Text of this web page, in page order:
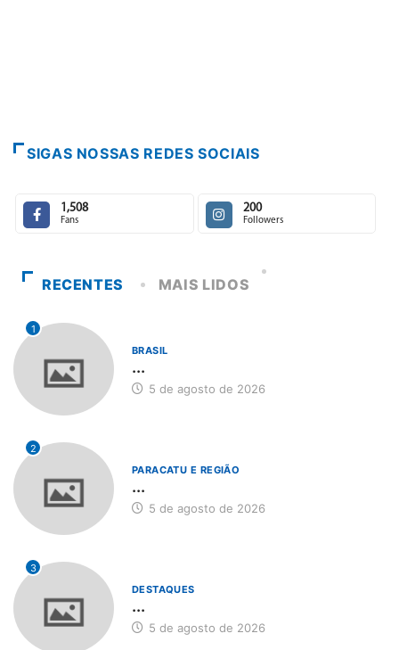
SIGAS NOSSAS REDES SOCIAIS
1,508
Fans
200
Followers
RECENTES MAIS LIDOS
1
BRASIL
...
5 de agosto de 2026
2
PARACATU E REGIÃO
...
5 de agosto de 2026
3
DESTAQUES
...
5 de agosto de 2026